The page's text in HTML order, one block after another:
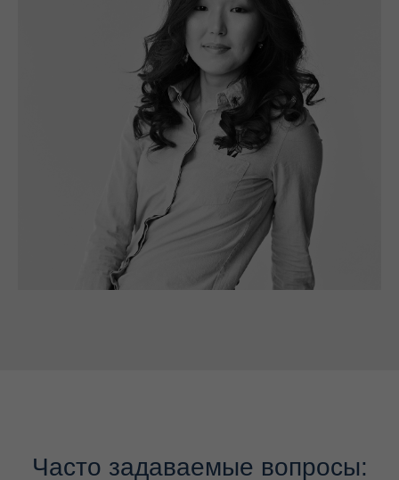
Часто задаваемые вопросы: